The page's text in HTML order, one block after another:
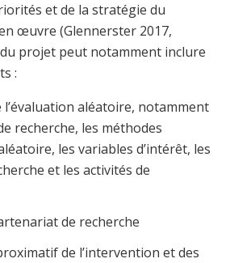
et de la stratégie du
œuvre (Glennerster 2017,
projet peut notamment inclure
:
l’évaluation aléatoire, notamment
recherche, les méthodes
les variables d’intérêt, les
et les activités de
de recherche
de l’intervention et des